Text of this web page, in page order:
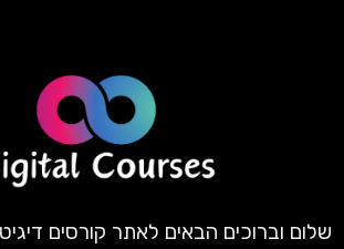
שלום וברוכים הבאים לאתר קורסים